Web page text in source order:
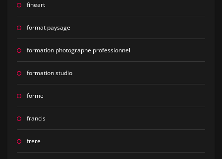
fineart
format paysage
formation photographe professionnel
formation studio
forme
francis
frere